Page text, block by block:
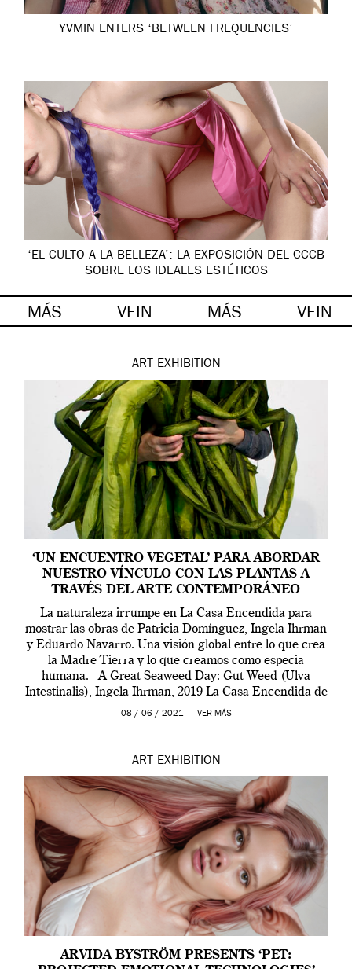
YVMIN ENTERS ‘BETWEEN FREQUENCIES’
‘EL CULTO A LA BELLEZA’: LA EXPOSICIÓN DEL CCCB
SOBRE LOS IDEALES ESTÉTICOS
MÁS VEIN MÁS VEIN
ART EXHIBITION
‘UN ENCUENTRO VEGETAL’ PARA ABORDAR
NUESTRO VÍNCULO CON LAS PLANTAS A
TRAVÉS DEL ARTE CONTEMPORÁNEO
La naturaleza irrumpe en La Casa Encendida para
mostrar las obras de Patricia Domínguez, Ingela Ihrman
y Eduardo Navarro. Una visión global entre lo que crea
la Madre Tierra y lo que creamos como especia
humana. A Great Seaweed Day: Gut Weed (Ulva
Intestinalis), Ingela Ihrman, 2019 La Casa Encendida de
Madrid y la Wellcome […]
08 / 06 / 2021 — VER MÁS
ART EXHIBITION
ARVIDA BYSTRÖM PRESENTS ‘PET: